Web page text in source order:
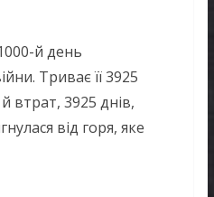
й день
Триває її 3925
втрат, 3925 днів,
від горя, яке